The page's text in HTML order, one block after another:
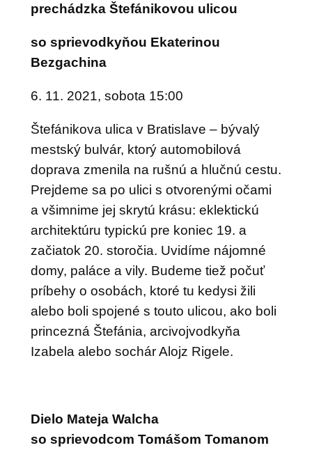
prechádzka Štefánikovou ulicou
so sprievodkyňou Ekaterinou
Bezgachina
6. 11. 2021, sobota 15:00
Štefánikova ulica v Bratislave – bývalý
mestský bulvár, ktorý automobilová
doprava zmenila na rušnú a hlučnú cestu.
Prejdeme sa po ulici s otvorenými očami
a všimnime jej skrytú krásu: eklektickú
architektúru typickú pre koniec 19. a
začiatok 20. storočia. Uvidíme nájomné
domy, paláce a vily. Budeme tiež počuť
príbehy o osobách, ktoré tu kedysi žili
alebo boli spojené s touto ulicou, ako boli
princezná Štefánia, arcivojvodkyňa
Izabela alebo sochár Alojz Rigele.
Dielo Mateja Walcha
so sprievodcom Tomášom Tomanom